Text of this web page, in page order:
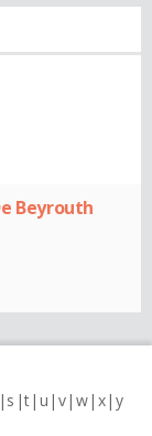
Beyrouth
s t u v w x y